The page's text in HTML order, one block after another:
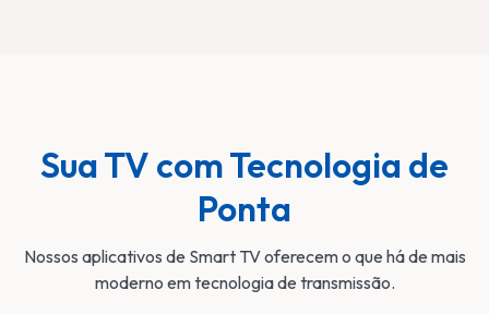
Sua TV com Tecnologia de
Ponta
Nossos aplicativos de Smart TV oferecem o que há de mais
moderno em tecnologia de transmissão.